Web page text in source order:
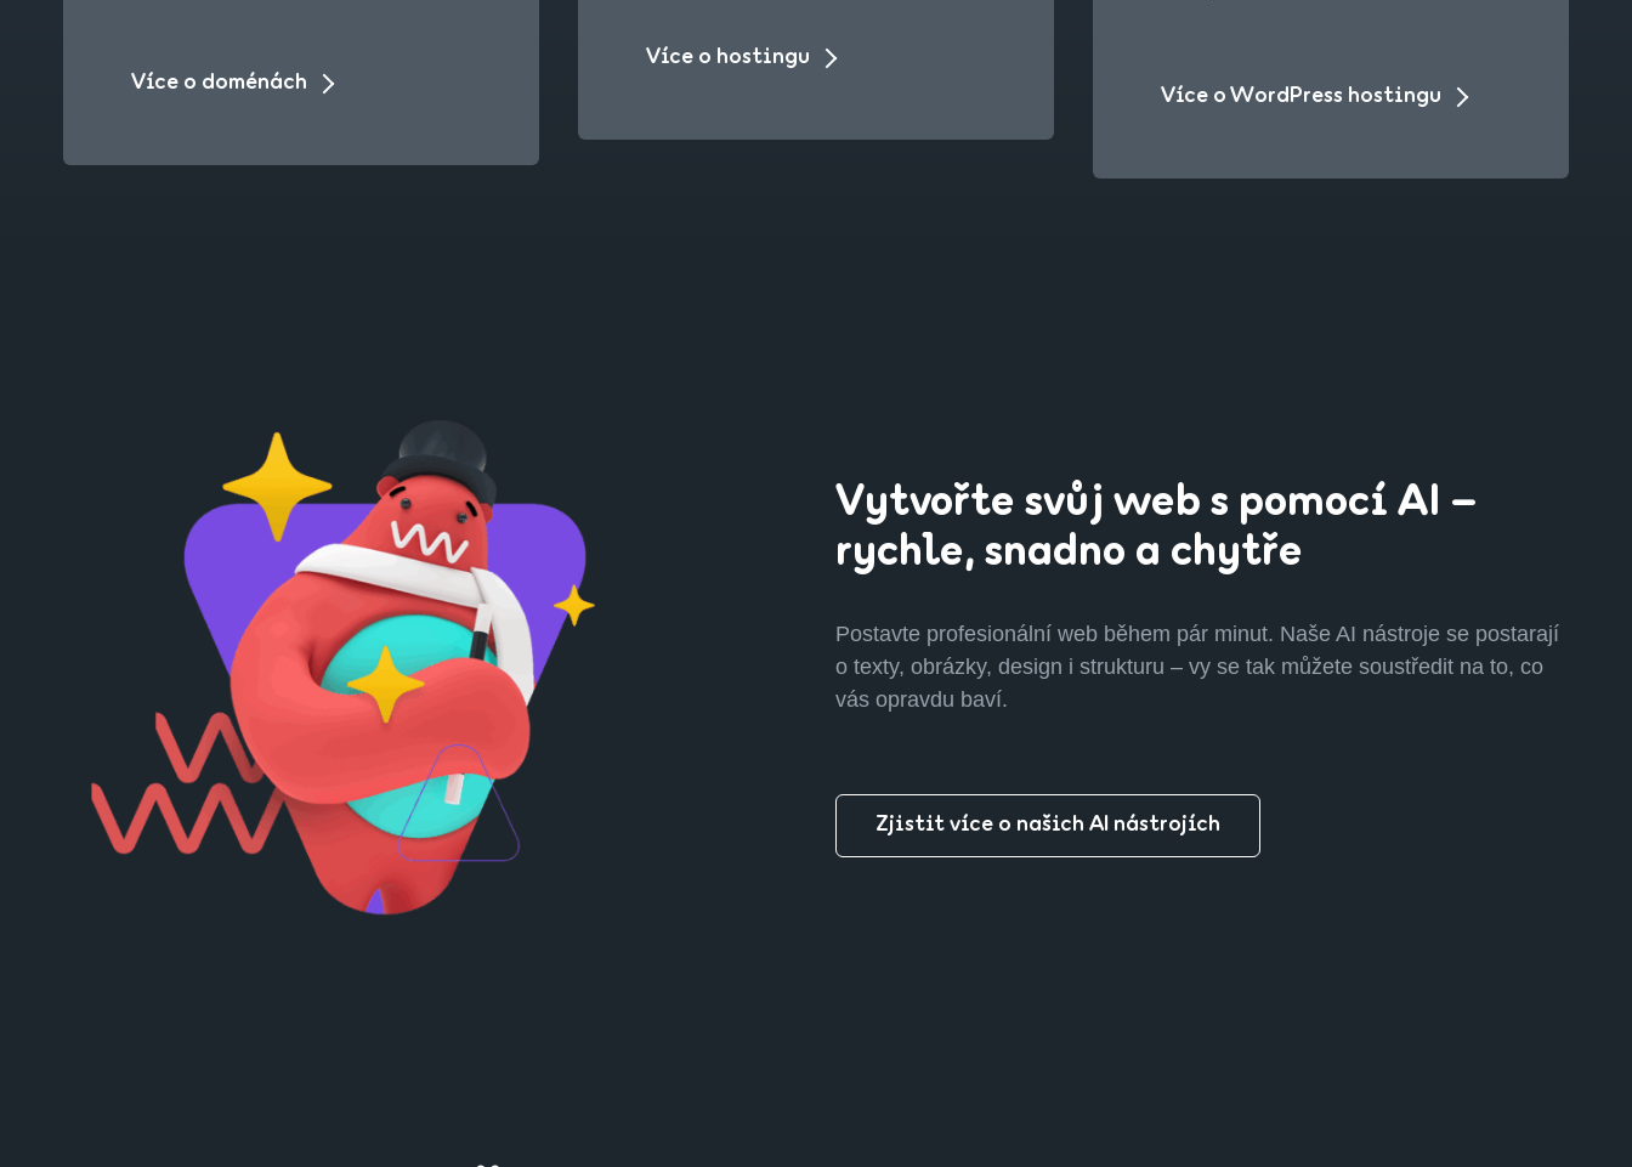
Více o doménách
Více o hostingu
Více o WordPress hostingu
Vytvořte svůj web s pomocí AI –
rychle, snadno a chytře
Postavte profesionální web během pár minut. Naše AI nástroje se postarají
o texty, obrázky, design i strukturu – vy se tak můžete soustředit na to, co
vás opravdu baví.
Zjistit více o našich AI nástrojích